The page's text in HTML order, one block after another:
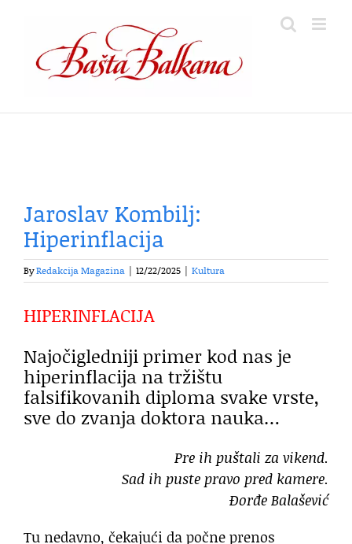
content
Jaroslav Kombilj:
Hiperinflacija
ByRedakcija Magazina 12/22/2025 Kultura
HIPERINFLACIJA
Najočigledniji primer kod nas je
hiperinflacija na tržištu
falsifikovanih diploma svake vrste,
sve do zvanja doktora nauka…
Pre ih puštali za vikend.
Sad ih puste pravo pred kamere.
Đorđe Balašević
Tu nedavno, čekajući da počne prenos